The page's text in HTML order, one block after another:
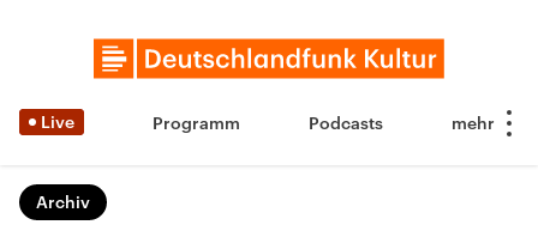
Live Programm Podcasts
Archiv